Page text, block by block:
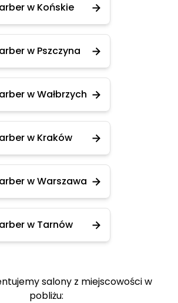
w Końskie
w Pszczyna
w Wałbrzych
w Kraków
w Warszawa
w Tarnów
salony z miejscowości w
pobliżu: